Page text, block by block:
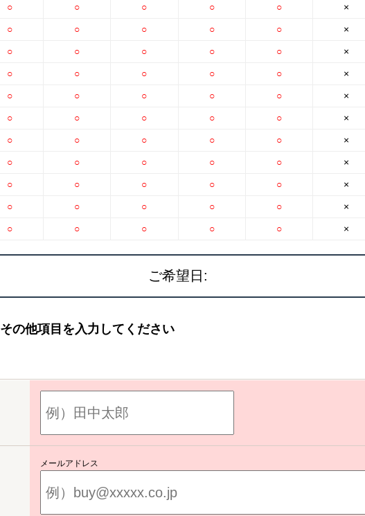
○
○
○
○
○
○
○
○
○
○
○
○
○
○
○
○
○
○
○
○
○
○
○
○
○
○
○
○
○
○
○
○
○
○
○
○
○
○
○
○
○
○
○
○
○
○
○
○
○
○
○
○
○
○
○
×
×
×
×
×
×
×
×
×
×
×
ご希望日:
その他項目を入力してください
メールアドレス